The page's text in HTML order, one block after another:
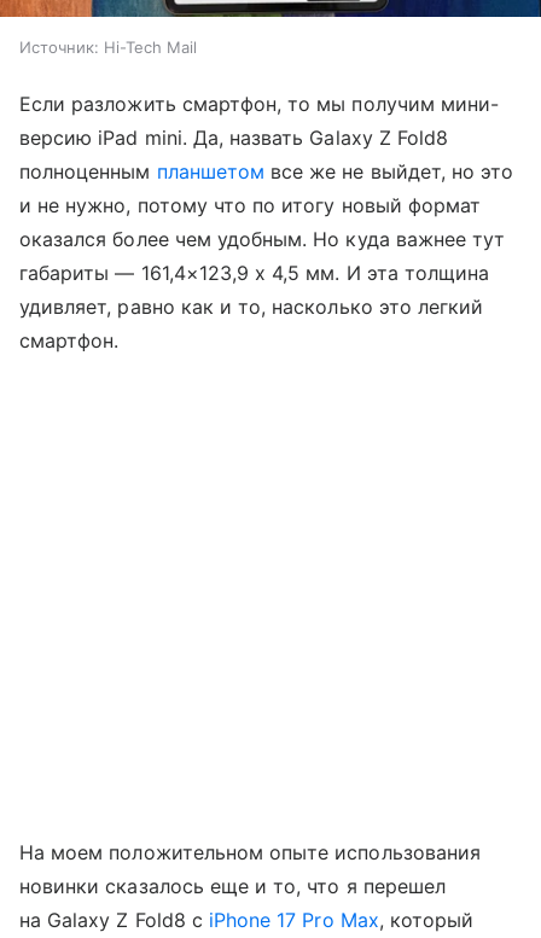
Источник: Hi-Tech Mail
Если разложить смартфон, то мы получим мини-
версию iPad mini. Да, назвать Galaxy Z Fold8
полноценным планшетом все же не выйдет, но это
и не нужно, потому что по итогу новый формат
оказался более чем удобным. Но куда важнее тут
габариты — 161,4×123,9 x 4,5 мм. И эта толщина
удивляет, равно как и то, насколько это легкий
смартфон.
На моем положительном опыте использования
новинки сказалось еще и то, что я перешел
на Galaxy Z Fold8 с iPhone 17 Pro Max, который